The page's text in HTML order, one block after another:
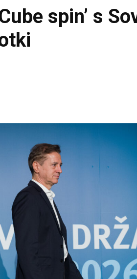
spin’ s